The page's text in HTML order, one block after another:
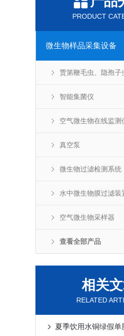
PRODUCT
微生物样品采集设备
贾第鞭毛虫、隐孢子
智能集菌仪
空气微生物在线监测
真空泵
微生物过滤检测系统
水中微生物膜过滤装
空气微生物采样器
查看全部产品
相关
RELATED